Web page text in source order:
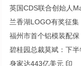
英国CDS联合创始人
兰香湖LOGO有奖征集
福州市首个铝模装配保
碧桂园总裁莫斌：下半
身家达443亿美元 印